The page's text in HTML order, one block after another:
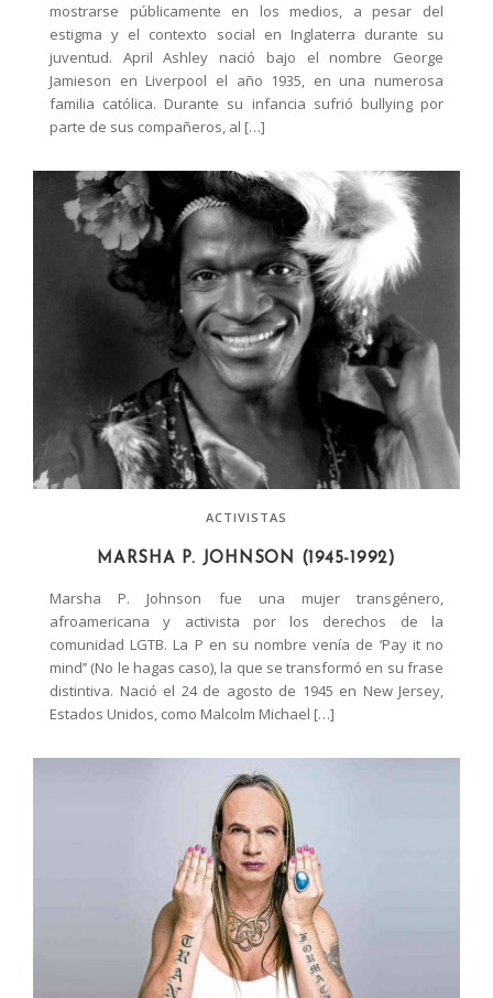
mostrarse públicamente en los medios, a pesar del
estigma y el contexto social en Inglaterra durante su
juventud. April Ashley nació bajo el nombre George
Jamieson en Liverpool el año 1935, en una numerosa
familia católica. Durante su infancia sufrió bullying por
parte de sus compañeros, al […]
ACTIVISTAS
MARSHA P. JOHNSON (1945-1992)
Marsha P. Johnson fue una mujer transgénero,
afroamericana y activista por los derechos de la
comunidad LGTB. La P en su nombre venía de ‘Pay it no
mind’’ (No le hagas caso), la que se transformó en su frase
distintiva. Nació el 24 de agosto de 1945 en New Jersey,
Estados Unidos, como Malcolm Michael […]